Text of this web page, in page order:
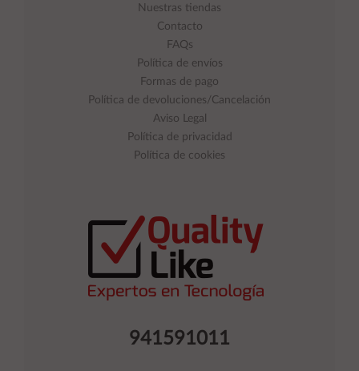
941591011
Nuestras tiendas
Contacto
FAQs
Política de envíos
Formas de pago
Política de devoluciones/Cancelación
Aviso Legal
Política de privacidad
Política de cookies